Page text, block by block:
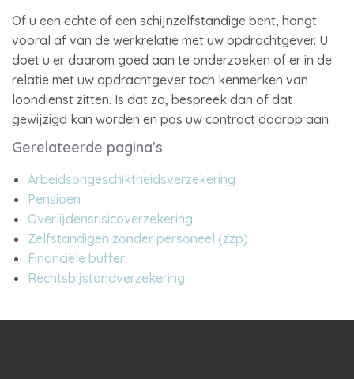
Of u een echte of een schijnzelfstandige bent, hangt
vooral af van de werkrelatie met uw opdrachtgever. U
doet u er daarom goed aan te onderzoeken of er in de
relatie met uw opdrachtgever toch kenmerken van
loondienst zitten. Is dat zo, bespreek dan of dat
gewijzigd kan worden en pas uw contract daarop aan.
Gerelateerde pagina’s
Arbeidsongeschiktheidsverzekering
Pensioen
Overlijdensrisicoverzekering
Zelfstandigen zonder personeel (zzp)
Financiële buffer
Rechtsbijstandverzekering